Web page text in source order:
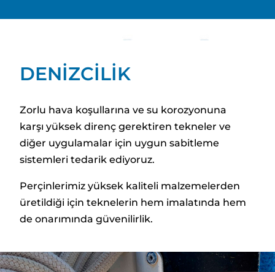
DENİZCİLİK
Zorlu hava koşullarına ve su korozyonuna
karşı yüksek direnç gerektiren tekneler ve
diğer uygulamalar için uygun sabitleme
sistemleri tedarik ediyoruz.
Perçinlerimiz yüksek kaliteli malzemelerden
üretildiği için teknelerin hem imalatında hem
de onarımında güvenilirlik.